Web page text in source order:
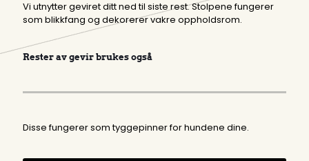
Vi utnytter geviret ditt ned til siste rest. Stolpene fungerer
som blikkfang og dekorerer vakre oppholdsrom.
Rester av gevir brukes også
Disse fungerer som tyggepinner for hundene dine.